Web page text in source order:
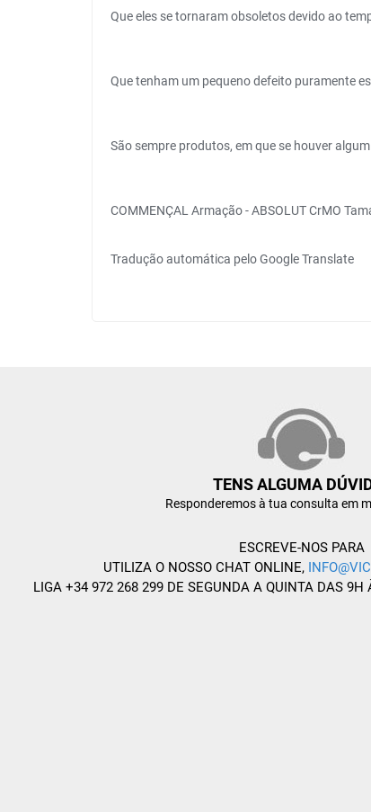
Que eles se tornaram obsoletos devido ao
Que tenham um pequeno defeito puramente
São sempre produtos, em que se houver
COMMENÇAL Armação - ABSOLUT CrMO
Tradução automática pelo Google Translate
TENS ALGUMA
Responderemos à tua consulta em
ESCREVE-NOS PARA
UTILIZA O NOSSO CHAT ONLINE,
LIGA +34 972 268 299 DE SEGUNDA A QUINTA DAS